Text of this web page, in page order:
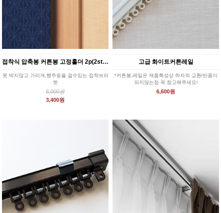
접착식 압축봉 커튼봉 고정홀더 2p(2style)
못 박지않고 가리개,행주등을 걸수있는 접착브라
켓
6,000원
3,400원
고급 화이트커튼레일
*커튼봉,레일은 제품특성상 하자외 교환/반품이
되지않는점 꼭 참고해주세요!
6,600원